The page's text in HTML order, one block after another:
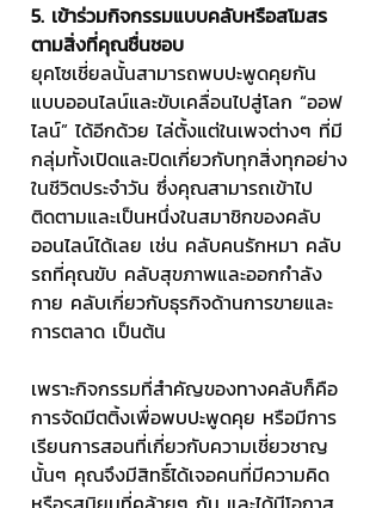
5. เข้าร่วมกิจกรรมแบบคลับหรือสโมสร
ตามสิ่งที่คุณชื่นชอบ
ยุคโซเชี่ยลนั้นสามารถพบปะพูดคุยกัน
แบบออนไลน์และขับเคลื่อนไปสู่โลก “ออฟ
ไลน์” ได้อีกด้วย ไล่ตั้งแต่ในเพจต่างๆ ที่มี
กลุ่มทั้งเปิดและปิดเกี่ยวกับทุกสิ่งทุกอย่าง
ในชีวิตประจำวัน ซึ่งคุณสามารถเข้าไป
ติดตามและเป็นหนึ่งในสมาชิกของคลับ
ออนไลน์ได้เลย เช่น คลับคนรักหมา คลับ
รถที่คุณขับ คลับสุขภาพและออกกำลัง
กาย คลับเกี่ยวกับธุรกิจด้านการขายและ
การตลาด เป็นต้น
เพราะกิจกรรมที่สำคัญของทางคลับก็คือ
การจัดมีตติ้งเพื่อพบปะพูดคุย หรือมีการ
เรียนการสอนที่เกี่ยวกับความเชี่ยวชาญ
นั้นๆ คุณจึงมีสิทธิ์ได้เจอคนที่มีความคิด